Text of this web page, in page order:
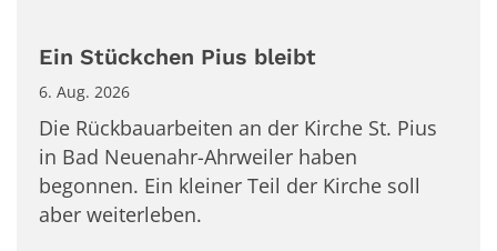
Ein Stückchen Pius bleibt
6. Aug. 2026
Die Rückbauarbeiten an der Kirche St. Pius
in Bad Neuenahr-Ahrweiler haben
begonnen. Ein kleiner Teil der Kirche soll
aber weiterleben.